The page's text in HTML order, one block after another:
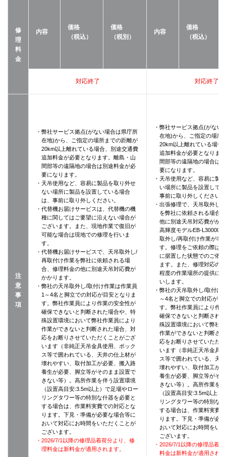
修
理
料
金
内容
価格
（税込）
価格
（税別）
内容
価格
（税込）
対応終了 対応終了
注
意
事
項
・弊社サービス拠点(がない場合は県庁所
在地)から、ご指定の場所までの距離が
20km以上離れている場合、別途交通費
追加料金が必要となります。離島・山
間部等の遠隔地の場合は別途料金が必
要になります。
・天吊使用など、容易に製品を取り外せ
ない場所に製品を設置している場合
は、事前に取り外しください。
・代替機お届けサービスは、代替機の機
種に関してはご要望に沿えない場合が
ございます。また、現地作業で復旧が
可能な場合は現地での修理を行いま
す。
・代替機お届けサービスで、天吊取外し/
再取付け作業を弊社に依頼される場
合、修理料金の他に別途天吊対応費が
かかります。
・弊社の天吊取外し/取付け作業は作業員
1～4名と脚立での対応が目安となりま
す。弊社作業員により作業の安全性が
確保できないと判断された場合や、特
殊設置環境において弊社作業員により
作業ができないと判断された場合、対
応をお断りさせていただくことがござ
います（非純正天吊金具使用、ボック
ス等で囲われている、天井の仕上材が
壊れやすい、取付加工が必要、搬入路
養生が必要、脚立等がそのまま設置で
きない等）。高所作業を伴う設置環境
（設置高目安:3.5m以上）で足場やロー
リングタワー等の特別な什器を必要と
する場合は、作業料実費での対応とな
ります。下見・準備が必要な場合等に
おいて対応にお時間をいただくことが
ございます。
・2026/7/1以降の修理品着荷分より、修
理料金は新料金が適用されます。
・弊社サービス拠点(がない
在地)から、ご指定の場所
20km以上離れている場合
追加料金が必要となりま
間部等の遠隔地の場合は
要になります。
・天吊使用など、容易に製
い場所に製品を設置して
事前に取り外しください。
・出張修理で、天吊取外し/
を弊社に依頼される場合
他に別途天吊対応費がか
高輝度モデルEB-L30000
取外し/再取付け作業が非
す。修理をご依頼の際は
に据置した状態でのご依
ます。また、修理対応の
程度の作業場所の提供に
いします。
・弊社の天吊取外し/取付け
～4名と脚立での対応が目
す。弊社作業員により作
確保できないと判断され
殊設置環境において弊社
作業ができないと判断さ
応をお断りさせていただ
います（非純正天吊金具
ス等で囲われている、天
壊れやすい、取付加工が
養生が必要、脚立等がそ
きない等）。高所作業を
（設置高目安:3.5m以上）
リングタワー等の特別な
する場合は、作業料実費
ります。下見・準備が必
おいて対応にお時間をい
ございます。
・2026/7/1以降の修理品着
料金は新料金が適用され